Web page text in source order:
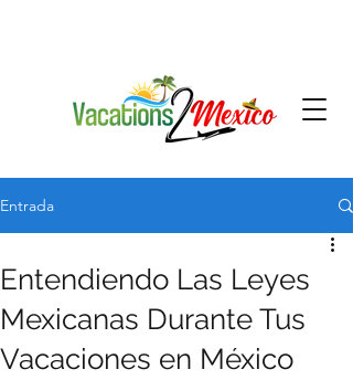
Entrada
Entendiendo Las Leyes
Mexicanas Durante Tus
Vacaciones en México